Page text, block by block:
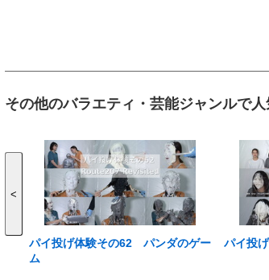
その他のバラエティ・芸能ジャンルで
<
パイ投げ体験その62 パンダのゲー
ム
パイ投